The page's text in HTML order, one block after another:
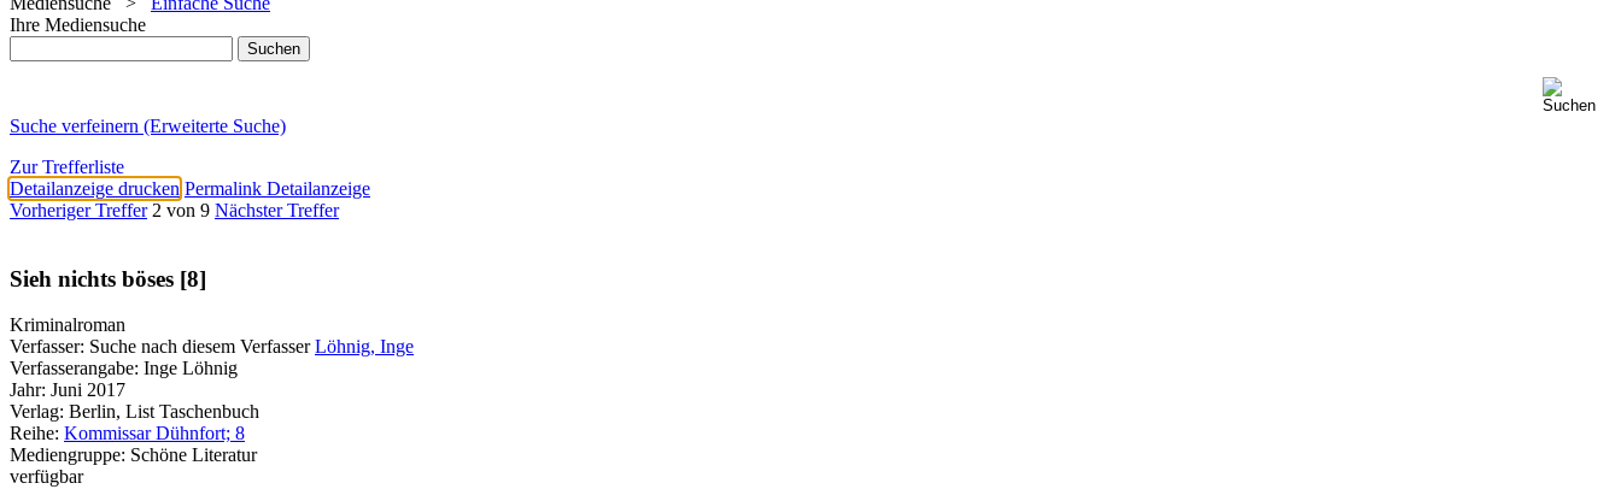
Ihre Mediensuche
Suche verfeinern (Erweiterte Suche)
Zur Trefferliste
Detailanzeige drucken Permalink Detailanzeige
Vorheriger Treffer 2 von 9 Nächster Treffer
Sieh nichts böses [8]
Kriminalroman
Verfasser: Suche nach diesem Verfasser Löhnig, Inge
Verfasserangabe: Inge Löhnig
Jahr: Juni 2017
Verlag: Berlin, List Taschenbuch
Reihe: Kommissar Dühnfort; 8
Mediengruppe: Schöne Literatur
verfügbar